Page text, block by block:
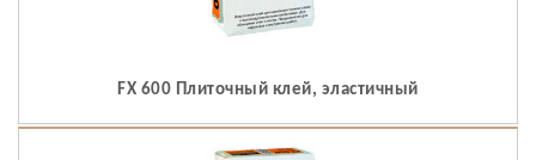
FX 600 Плиточный клей, эластичный